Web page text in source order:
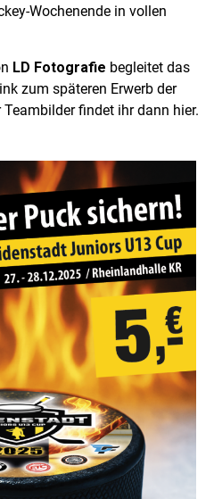
Wochenende in vollen
LD Fotografie begleitet das
zum späteren Erwerb der
findet ihr dann hier.